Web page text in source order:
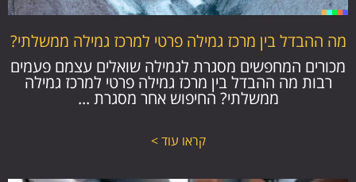
מה ההבדל בין מרכז גמילה פרטי למרכז גמילה ממשלתי?
מכורים המחפשים מסגרת לגמילה שואלים עצמם פעמים
רבות מה ההבדל בין מרכז גמילה פרטי למרכז גמילה
ממשלתי? החיפוש אחר מסגרת ...
קראו עוד >